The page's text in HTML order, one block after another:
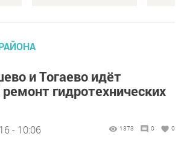
и Тогаево идёт
гидротехнических
- 10:06 1373 0 0